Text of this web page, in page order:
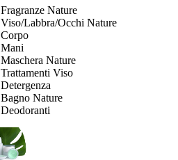
Fragranze Nature
Viso/Labbra/Occhi Nature
Corpo
Mani
Maschera Nature
Trattamenti Viso
Detergenza
Bagno Nature
Deodoranti